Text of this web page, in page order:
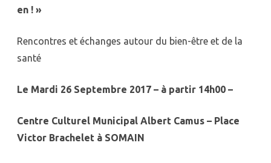
en ! »
Rencontres et échanges autour du bien-être et de la
santé
Le Mardi 26 Septembre 2017 – à partir 14h00 –
Centre Culturel Municipal Albert Camus – Place
Victor Brachelet à SOMAIN